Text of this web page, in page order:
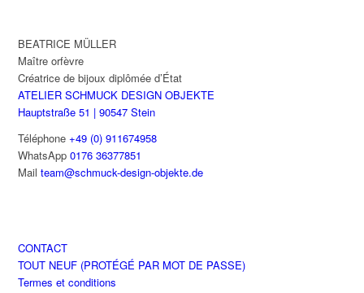
page
du
BEATRICE MÜLLER
Maître orfèvre
Créatrice de bijoux diplômée d’État
ATELIER SCHMUCK DESIGN OBJEKTE
Hauptstraße 51 | 90547 Stein
Téléphone+49 (0) 911674958
WhatsApp0176 36377851
Mailteam@schmuck-design-objekte.de
CONTACT
TOUT NEUF (PROTÉGÉ PAR MOT DE PASSE)
Termes et conditions